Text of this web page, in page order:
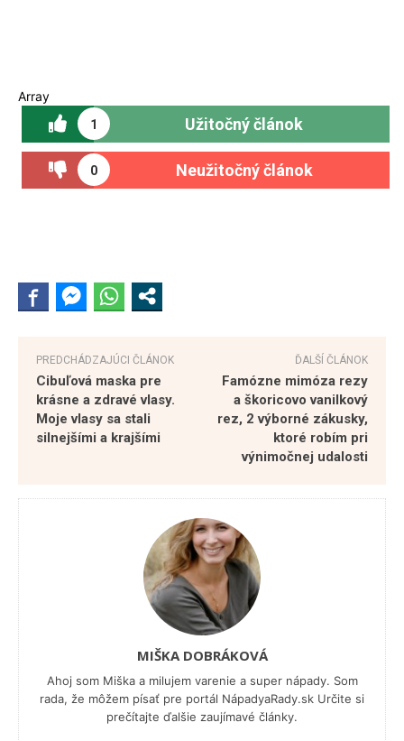
Array
1 Užitočný článok
0 Neužitočný článok
PREDCHÁDZAJÚCI ČLÁNOK
Cibuľová maska pre
krásne a zdravé vlasy.
Moje vlasy sa stali
silnejšími a krajšími
ĎALŠÍ ČLÁNOK
Famózne mimóza rezy
a škoricovo vanilkový
rez, 2 výborné zákusky,
ktoré robím pri
výnimočnej udalosti
MIŠKA DOBRÁKOVÁ
Ahoj som Miška a milujem varenie a super nápady. Som
rada, že môžem písať pre portál NápadyaRady.sk Určite si
prečítajte ďalšie zaujímavé články.